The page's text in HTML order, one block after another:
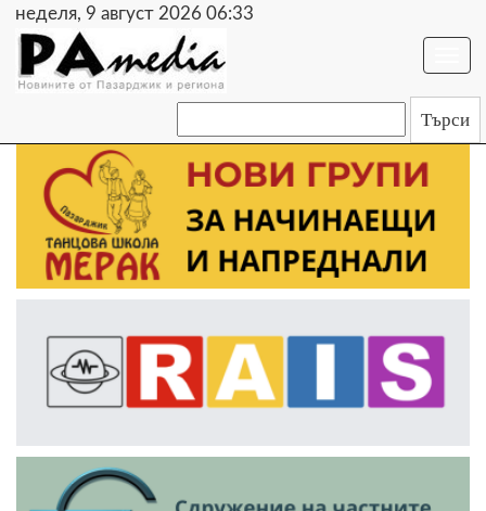
неделя, 9 август 2026 06:33